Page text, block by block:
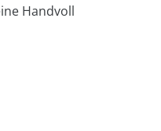
Handvoll